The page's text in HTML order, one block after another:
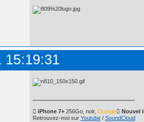
15:19:31
 iPhone 7+256Go, noir, Orange Nouvel
Retrouvez-moi sur Youtube/ SoundCloud